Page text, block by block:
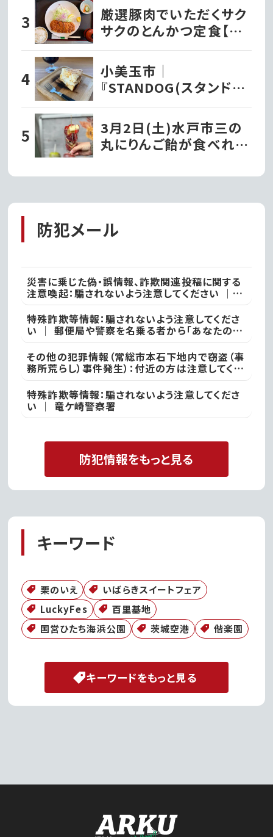
厳選豚肉でいただくサク
サクのとんかつ定食【と
んかつ文久】
小美玉市｜
『STANDOG(スタンドッ
ク)』でいただく絶品チー
ズケーキ!!
3月2日(土)水戸市三の
丸にりんご飴が食べれる
Surprise』がオープンし
防犯メール
災害に乗じた偽・誤情報、詐欺関連投稿に関する
注意喚起：騙されないよう注意してください ｜
不審な投稿やメール等で不安を感じた際は、最寄
りの警察署
特殊詐欺等情報：騙されないよう注意してくださ
い ｜ 郵便局や警察を名乗る者から「あなたの名
義の郵便物が」や「あなた名義の口座が」などと
いった電話があった際には、決して対応せず、すぐ
に電話を切って取手警察署
その他の犯罪情報（常総市本石下地内で窃盗（事
務所荒らし）事件発生）：付近の方は注意してくだ
さい ｜ 常総警察署
特殊詐欺等情報：騙されないよう注意してくださ
い ｜ 竜ケ崎警察署
防犯情報をもっと見る
キーワード
栗のいえ
いばらきスイートフェア
LuckyFes
百里基地
国営ひたち海浜公園
茨城空港 偕楽園
キーワードをもっと見る